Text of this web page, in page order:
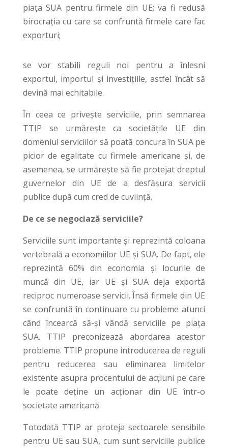
piața SUA pentru firmele din UE; va fi redusă
birocrația cu care se confruntă firmele care fac
exporturi;
se vor stabili reguli noi pentru a înlesni
exportul, importul și investițiile, astfel încât să
devină mai echitabile.
În ceea ce privește serviciile, prin semnarea
TTIP se urmărește ca societățile UE din
domeniul serviciilor să poată concura în SUA pe
picior de egalitate cu firmele americane și, de
asemenea, se urmărește să fie protejat dreptul
guvernelor din UE de a desfășura servicii
publice după cum cred de cuviință.
De ce se negociază serviciile?
Serviciile sunt importante și reprezintă coloana
vertebrală a economiilor UE și SUA. De fapt, ele
reprezintă 60% din economia și locurile de
muncă din UE, iar UE și SUA deja exportă
reciproc numeroase servicii. Însă firmele din UE
se confruntă în continuare cu probleme atunci
când încearcă să-și vândă serviciile pe piața
SUA. TTIP preconizează abordarea acestor
probleme. TTIP propune introducerea de reguli
pentru reducerea sau eliminarea limitelor
existente asupra procentului de acțiuni pe care
le poate deține un acționar din UE într-o
societate americană.
Totodată TTIP ar proteja sectoarele sensibile
pentru UE sau SUA, cum sunt serviciile publice